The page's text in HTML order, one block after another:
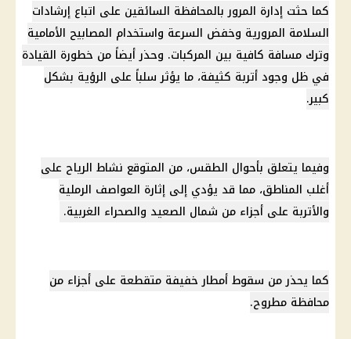
كما حثت إدارة المرور بالمحافظة السائقين على اتباع إرشادات
السلامة المرورية وخفض السرعة واستخدام المصابيح الأمامية
وترك مسافة كافية بين المركبات. وحذر أيضاً من خطورة القيادة
في ظل وجود أتربة كثيفة، ما يؤثر سلباً على الرؤية بشكل
كبير.
وفيما يتعلق بأحوال الطقس، من المتوقع نشاط الرياح على
أغلب المناطق، مما قد يؤدي إلى إثارة العواصف الرملية
والأتربة على أجزاء من شمال الصعيد والصحراء الغربية.
كما يحذر من سقوط أمطارخفيفة متقطعة على أجزاء من
محافظة مطروح.